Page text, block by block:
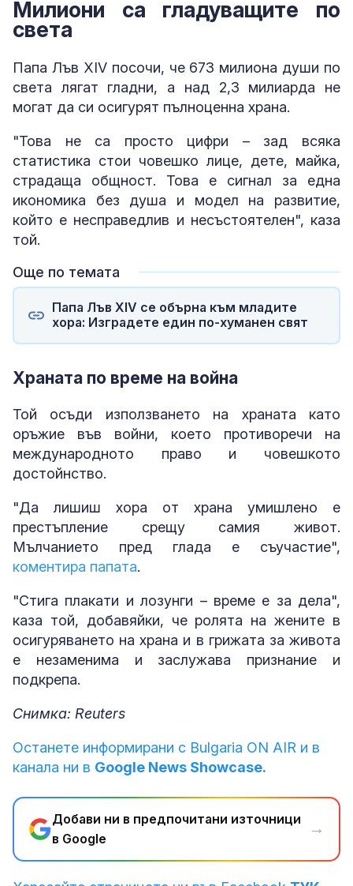
Милиони са гладуващите по
света
Папа Лъв XIV посочи, че 673 милиона души по
света лягат гладни, а над 2,3 милиарда не
могат да си осигурят пълноценна храна.
"Това не са просто цифри – зад всяка
статистика стои човешко лице, дете, майка,
страдаща общност. Това е сигнал за една
икономика без душа и модел на развитие,
който е несправедлив и несъстоятелен", каза
той.
Още по темата
Папа Лъв XIV се обърна към младите
хора: Изградете един по-хуманен свят
Храната по време на война
Той осъди използването на храната като
оръжие във войни, което противоречи на
международното право и човешкото
достойнство.
"Да лишиш хора от храна умишлено е
престъпление срещу самия живот.
Мълчанието пред глада е съучастие",
коментира папата.
"Стига плакати и лозунги – време е за дела",
каза той, добавяйки, че ролята на жените в
осигуряването на храна и в грижата за живота
е незаменима и заслужава признание и
подкрепа.
Снимка: Reuters
Останете информирани с Bulgaria ON AIR и в
канала ни в Google News Showcase.
Добави ни в предпочитани източници
в Google
→